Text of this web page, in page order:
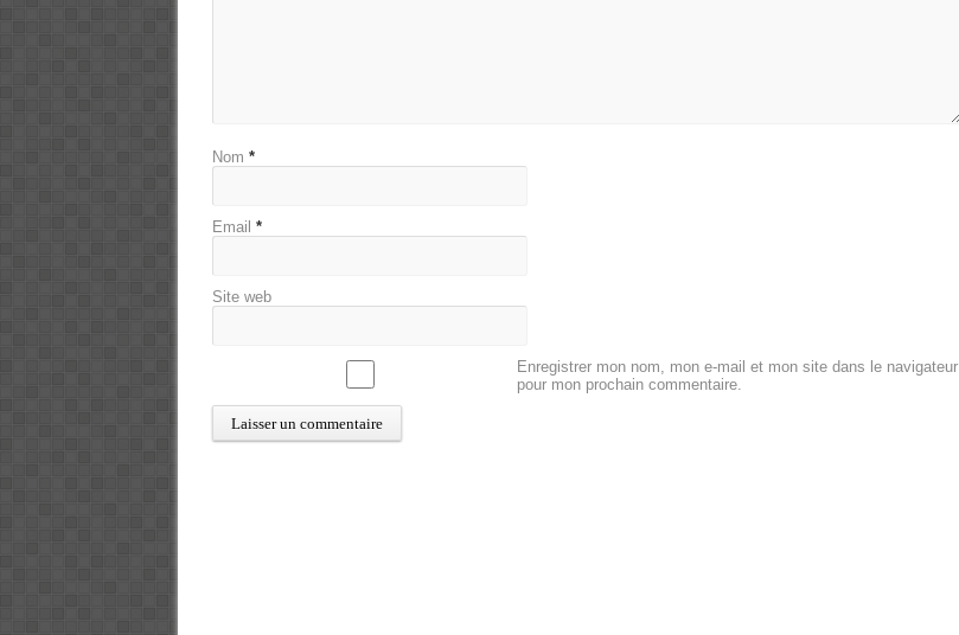
Nom *
Email *
Site web
Enregistrer mon nom, mon e-mail et mon site dans le navigateur
pour mon prochain commentaire.